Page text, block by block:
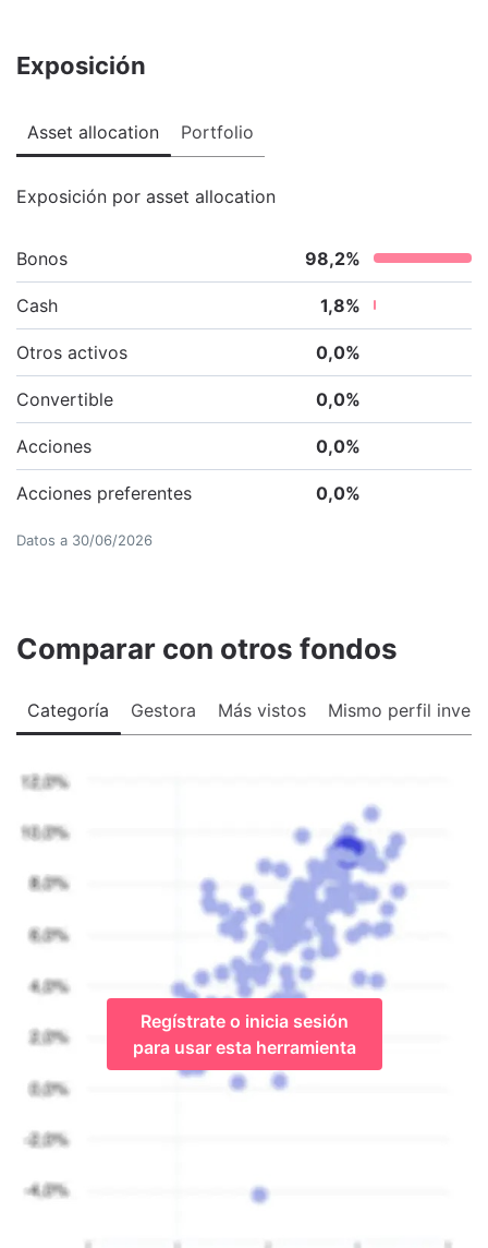
Exposición
Asset allocation Portfolio
Exposición por asset allocation
Bonos 98,2%
Cash 1,8%
Otros activos 0,0%
Convertible 0,0%
Acciones 0,0%
Acciones preferentes 0,0%
Datos a 30/06/2026
Comparar con otros fondos
Categoría Gestora Más vistos Mismo perfil
Regístrate o inicia sesión
para usar esta herramienta